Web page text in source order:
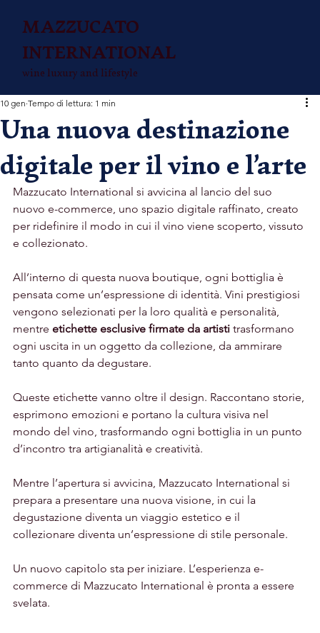
MAZZUCATO
INTERNATIONAL
wine luxury and lifestyle
Una nuova destinazione
digitale per il vino e l’arte
10 gen Tempo di lettura: 1 min
Mazzucato International si avvicina al lancio del suo
nuovo e-commerce, uno spazio digitale raffinato, creato
per ridefinire il modo in cui il vino viene scoperto, vissuto
e collezionato.
All’interno di questa nuova boutique, ogni bottiglia è
pensata come un’espressione di identità. Vini prestigiosi
vengono selezionati per la loro qualità e personalità,
mentre etichette esclusive firmate da artisti trasformano
ogni uscita in un oggetto da collezione, da ammirare
tanto quanto da degustare.
Queste etichette vanno oltre il design. Raccontano storie,
esprimono emozioni e portano la cultura visiva nel
mondo del vino, trasformando ogni bottiglia in un punto
d’incontro tra artigianalità e creatività.
Mentre l’apertura si avvicina, Mazzucato International si
prepara a presentare una nuova visione, in cui la
degustazione diventa un viaggio estetico e il
collezionare diventa un’espressione di stile personale.
Un nuovo capitolo sta per iniziare. L’esperienza e-
commerce di Mazzucato International è pronta a essere
svelata.